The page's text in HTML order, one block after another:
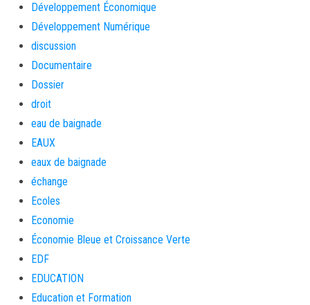
Développement Économique
Développement Numérique
discussion
Documentaire
Dossier
droit
eau de baignade
EAUX
eaux de baignade
échange
Ecoles
Economie
Économie Bleue et Croissance Verte
EDF
EDUCATION
Education et Formation